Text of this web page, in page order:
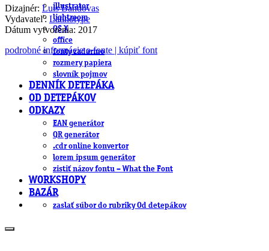
illustrator
lightroom
OS X
office
fonty zadarmo
rozmery papiera
slovník pojmov
DENNÍK DETEPÁKA
OD DETEPÁKOV
ODKAZY
EAN generátor
QR generátor
.cdr online konvertor
lorem ipsum generátor
zistiť názov fontu – What the Font
WORKSHOPY
BAZÁR
zaslať súbor do rubriky Od detepákov
Dizajnér: Luis Bandovas
Vydavateľ: Latinotype
Dátum vytvorenia: 2017
podrobné informácie o fonte | kúpiť font